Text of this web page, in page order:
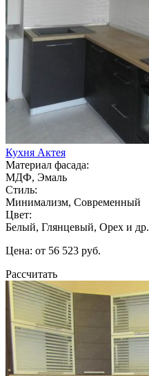
Кухня Актея
Материал фасада:
МДФ, Эмаль
Стиль:
Минимализм, Современный
Цвет:
Белый, Глянцевый, Орех и др.
Цена: от 56 523 руб.
Рассчитать